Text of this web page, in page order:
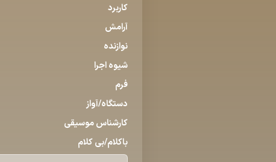
کاربرد
آرامش
نوازنده
شیوه اجرا
فرم
دستگاه/آواز
كارشناس موسیقی
باكلام/بی كلام